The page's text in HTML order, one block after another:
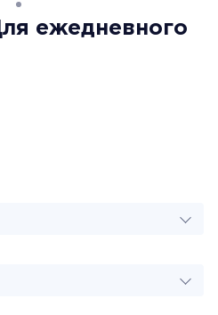
ежедневного